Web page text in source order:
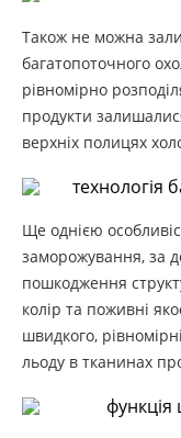
Також не можна
багатопоточного
рівномірно
продукти
верхніх полицях
Ще однією
заморожування, за
пошкодження
колір та поживні
швидкого,
льоду в тканинах